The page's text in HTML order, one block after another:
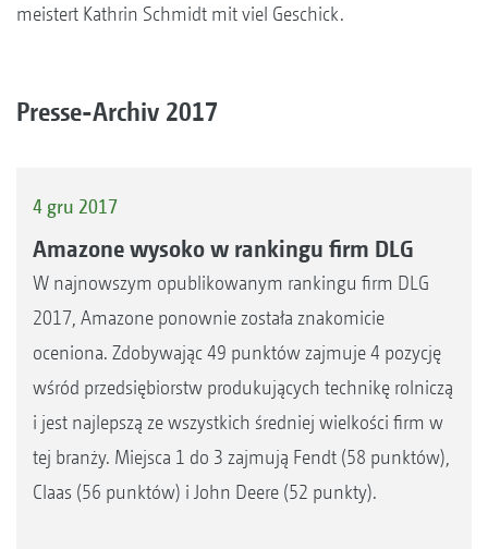
meistert Kathrin Schmidt mit viel Geschick.
Presse-Archiv 2017
4 gru 2017
Amazone wysoko w rankingu firm DLG
W najnowszym opublikowanym rankingu firm DLG
2017, Amazone ponownie została znakomicie
oceniona. Zdobywając 49 punktów zajmuje 4 pozycję
wśród przedsiębiorstw produkujących technikę rolniczą
i jest najlepszą ze wszystkich średniej wielkości firm w
tej branży. Miejsca 1 do 3 zajmują Fendt (58 punktów),
Claas (56 punktów) i John Deere (52 punkty).